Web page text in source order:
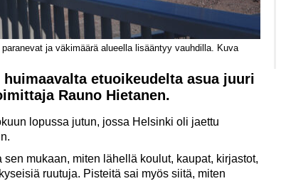
ja väkimäärä alueella lisääntyy vauhdilla. Kuva
etuoikeudelta asua juuri
Rauno Hietanen.
lopussa jutun, jossa Helsinki oli jaettu
mukaan, miten lähellä koulut, kaupat, kirjastot,
ruutuja. Pisteitä sai myös siitä, miten